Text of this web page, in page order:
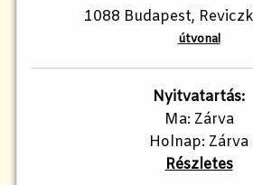
1088 Budapest,
útvonal
Nyitvatartás:
Ma: Zárva
Holnap: Zárva
Részletes